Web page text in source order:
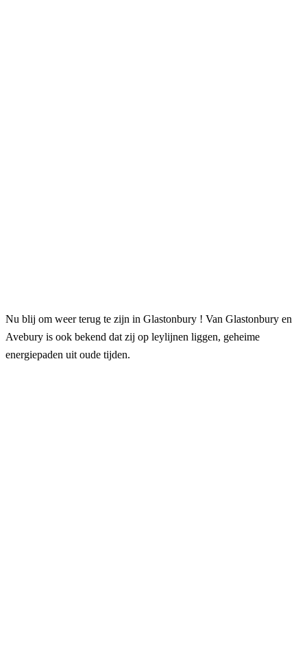
Nu blij om weer terug te zijn in Glastonbury ! Van Glastonbury en
Avebury is ook bekend dat zij op leylijnen liggen, geheime
energiepaden uit oude tijden.